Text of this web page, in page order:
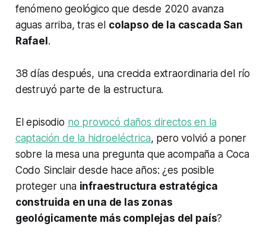
fenómeno geológico que desde 2020 avanza
aguas arriba, tras el colapso de la cascada San
Rafael.
38 días después, una crecida extraordinaria del río
destruyó parte de la estructura.
El episodio no provocó daños directos en la
captación de la hidroeléctrica, pero volvió a poner
sobre la mesa una pregunta que acompaña a Coca
Codo Sinclair desde hace años: ¿es posible
proteger una infraestructura estratégica
construida en una de las zonas
geológicamente más complejas del país?